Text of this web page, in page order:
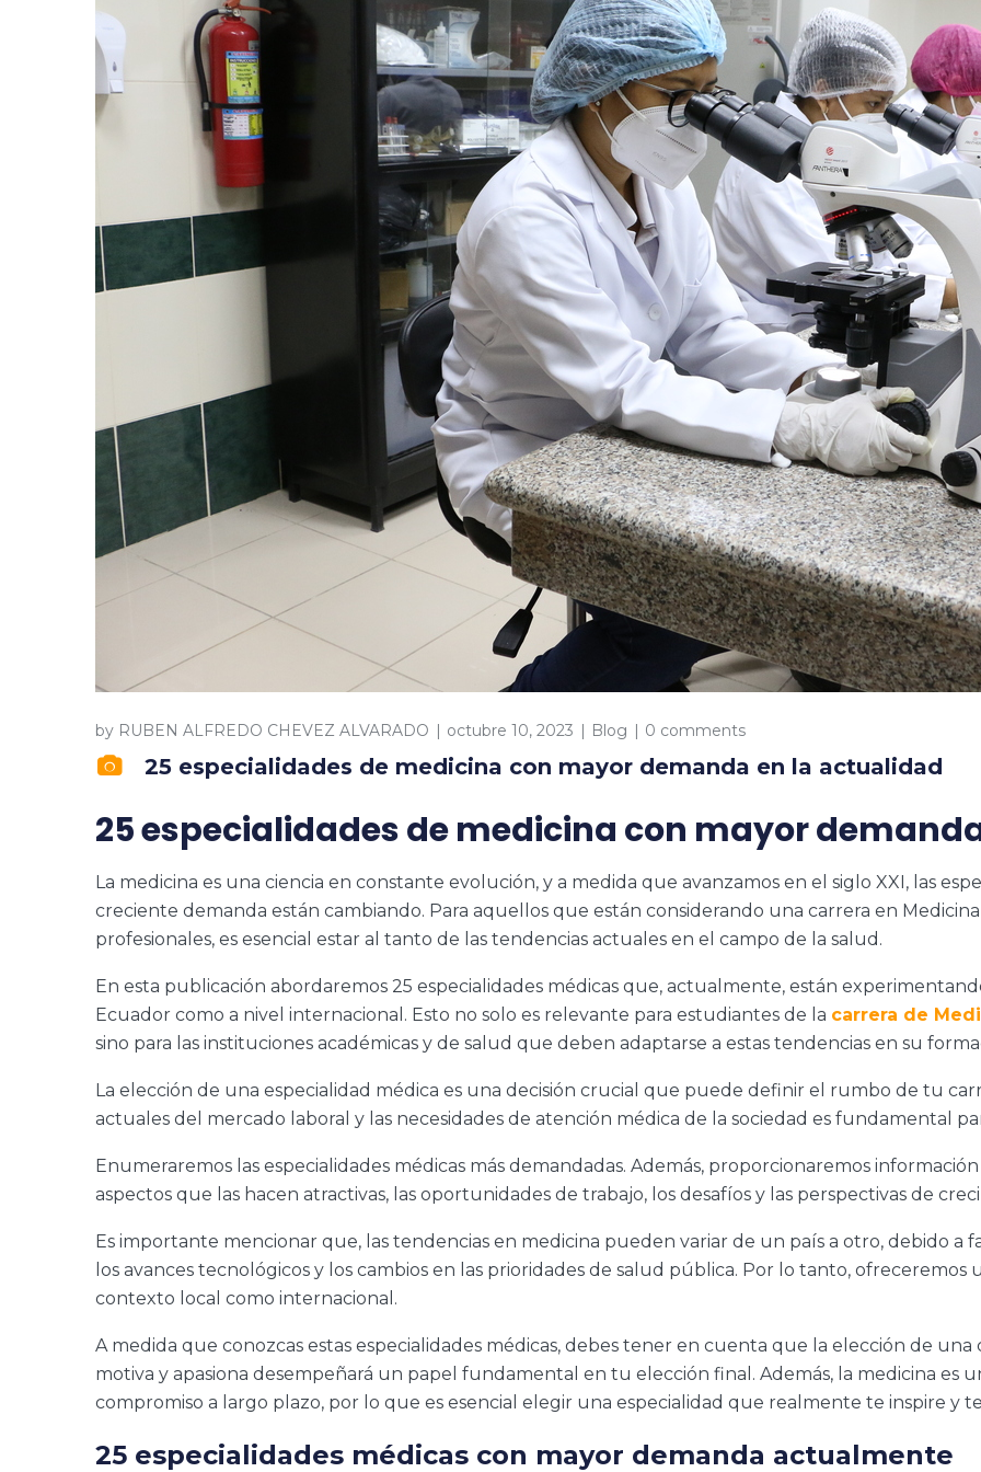
by RUBEN ALFREDO CHEVEZ ALVARADO octubre 10, 2023 Blog 0 comments
25 especialidades de medicina con mayor demanda en la actualidad
25 especialidades de medicina con mayor
La medicina es una ciencia en constante evolución, y a medida que avanzamos en el siglo XXI, las
creciente demanda están cambiando. Para aquellos que están considerando una carrera en
profesionales, es esencial estar al tanto de las tendencias actuales en el campo de la salud.
En esta publicación abordaremos 25 especialidades médicas que, actualmente, están
Ecuador como a nivel internacional. Esto no solo es relevante para estudiantes de la carrera de
sino para las instituciones académicas y de salud que deben adaptarse a estas tendencias en su
La elección de una especialidad médica es una decisión crucial que puede definir el rumbo de tu
actuales del mercado laboral y las necesidades de atención médica de la sociedad es fundamental
Enumeraremos las especialidades médicas más demandadas. Además, proporcionaremos
aspectos que las hacen atractivas, las oportunidades de trabajo, los desafíos y las perspectivas de
Es importante mencionar que, las tendencias en medicina pueden variar de un país a otro, debido a
los avances tecnológicos y los cambios en las prioridades de salud pública. Por lo tanto,
contexto local como internacional.
A medida que conozcas estas especialidades médicas, debes tener en cuenta que la elección de
motiva y apasiona desempeñará un papel fundamental en tu elección final. Además, la medicina es
compromiso a largo plazo, por lo que es esencial elegir una especialidad que realmente te inspire y
25 especialidades médicas con mayor demanda actualmente